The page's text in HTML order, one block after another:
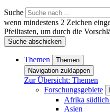
Suche
wenn mindestens 2 Zeichen
Pfeiltasten, um durch die
Suche abschicken
Themen
Themen
Navigation zuklappen
Zur Übersicht: Themen
Forschungsgebiete
Afrika südlich
Asien